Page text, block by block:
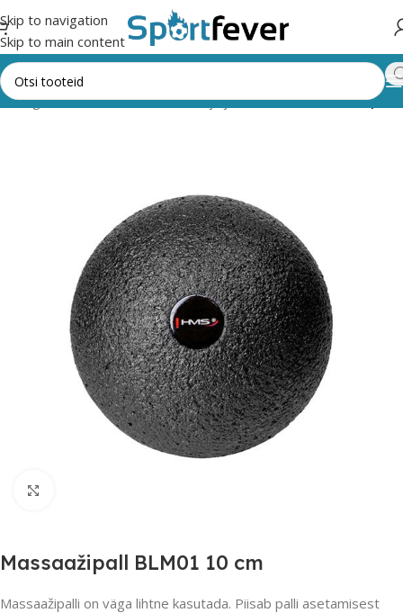
Skip to navigation
Skip to main content
kategooriad Fitness,trenažöörid ja jõusaal Pallid Massaažipall
Massaažipall BLM01 10 cm
Massaažipalli on väga lihtne kasutada. Piisab palli asetamisest